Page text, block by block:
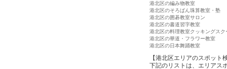
港北区の編み物教室
港北区のそろばん珠算教室・塾
港北区の囲碁教室サロン
港北区の書道習字教室
港北区の料理教室クッキングスク
港北区の華道・フラワー教室
港北区の日本舞踊教室
【港北区エリアのスポット
下記のリストは、エリアス